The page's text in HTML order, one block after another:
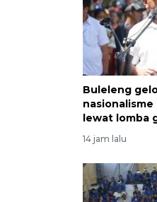
Buleleng
nasionalisme
lewat lomba
14 jam lalu